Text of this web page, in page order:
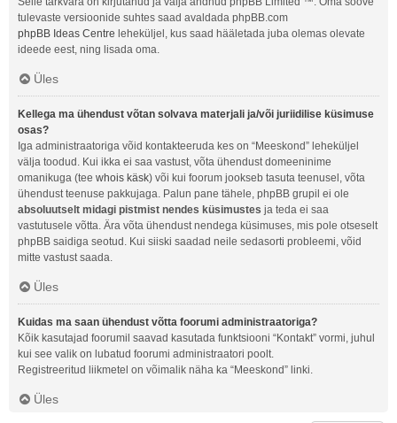
tulevaste versioonide suhtes saad avaldada phpBB.com
phpBB Ideas Centre leheküljel, kus saad hääletada juba olemas olevate
ideede eest, ning lisada oma.
Üles
Kellega ma ühendust võtan solvava materjali ja/või juriidilise küsimuse
osas?
Iga administraatoriga võid kontakteeruda kes on “Meeskond” leheküljel
välja toodud. Kui ikka ei saa vastust, võta ühendust domeeninime
omanikuga (tee whois käsk) või kui foorum jookseb tasuta teenusel, võta
ühendust teenuse pakkujaga. Palun pane tähele, phpBB grupil ei ole
absoluutselt midagi pistmist nendes küsimustes ja teda ei saa
vastutusele võtta. Ära võta ühendust nendega küsimuses, mis pole otseselt
phpBB saidiga seotud. Kui siiski saadad neile sedasorti probleemi, võid
mitte vastust saada.
Üles
Kuidas ma saan ühendust võtta foorumi administraatoriga?
Kõik kasutajad foorumil saavad kasutada funktsiooni “Kontakt” vormi, juhul
kui see valik on lubatud foorumi administraatori poolt.
Registreeritud liikmetel on võimalik näha ka “Meeskond” linki.
Üles